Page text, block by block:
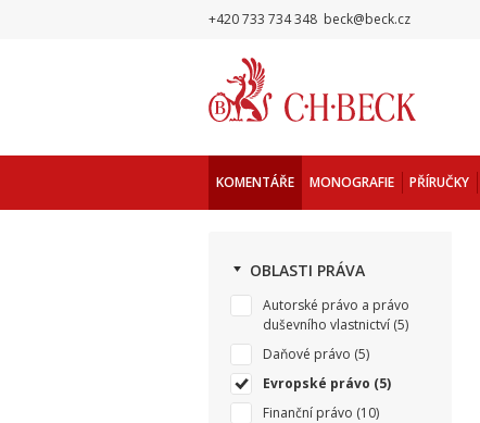
+420 733 734 348 beck@beck.cz
KOMENTÁŘE MONOGRAFIE PŘÍRUČKY
OBLASTI PRÁVA
Autorské právo a právo
duševního vlastnictví (5)
Daňové právo (5)
Evropské právo (5)
Finanční právo (10)